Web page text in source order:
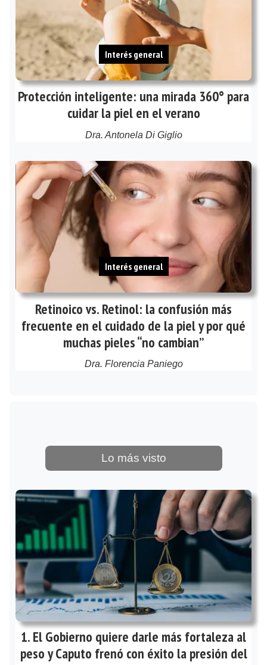
Protección inteligente: una mirada 360° para
cuidar la piel en el verano
Dra. Antonela Di Giglio
Interés general
Retinoico vs. Retinol: la confusión más
frecuente en el cuidado de la piel y por qué
muchas pieles “no cambian”
Dra. Florencia Paniego
Interés general
Lo más visto
El Gobierno quiere darle más fortaleza al
peso y Caputo frenó con éxito la presión del